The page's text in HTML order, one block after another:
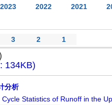
2023 2022 2021
3 2 1
134KB)
分析
Statistics of Runoff in the